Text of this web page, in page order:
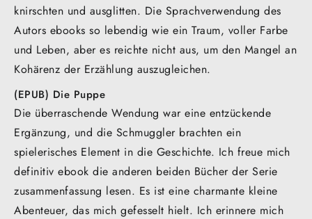
knirschten und ausglitten. Die Sprachverwendung des
Autors ebooks so lebendig wie ein Traum, voller Farbe
und Leben, aber es reichte nicht aus, um den Mangel an
Kohärenz der Erzählung auszugleichen.
(EPUB) Die Puppe
Die überraschende Wendung war eine entzückende
Ergänzung, und die Schmuggler brachten ein
spielerisches Element in die Geschichte. Ich freue mich
definitiv ebook die anderen beiden Bücher der Serie
zusammenfassung lesen. Es ist eine charmante kleine
Abenteuer, das mich gefesselt hielt. Ich erinnere mich